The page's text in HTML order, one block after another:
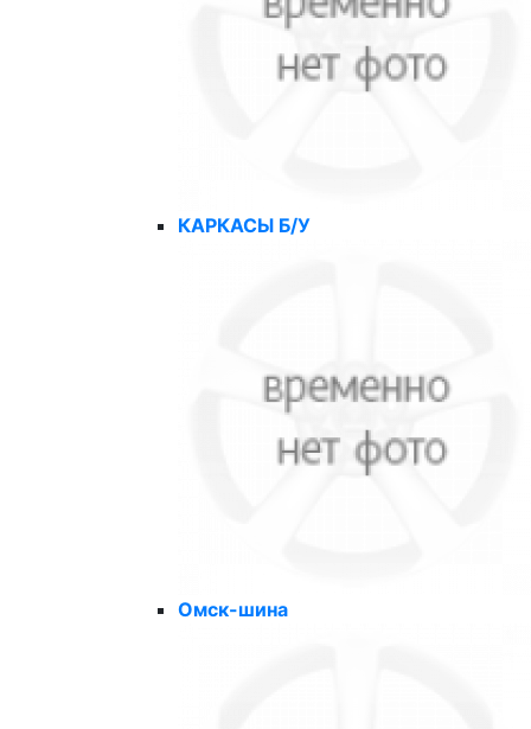
КАРКАСЫ Б/У
Омск-шина